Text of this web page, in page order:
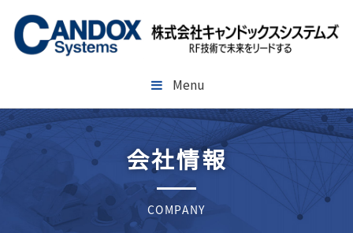
へ
ス
キ
ッ
Menu
会社情報
COMPANY